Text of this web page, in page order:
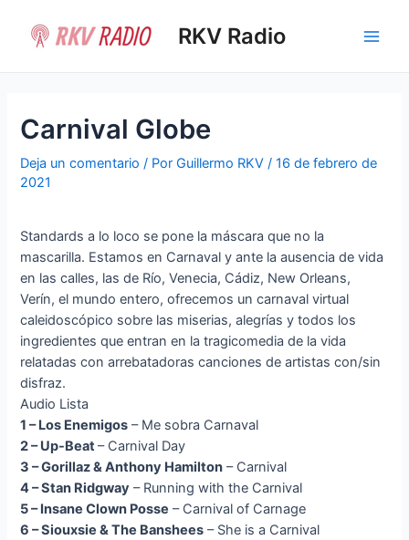
contenido
RKV Radio
Carnival Globe
Deja un comentario / PorGuillermo RKV/16 de febrero de
2021
Standards a lo loco se pone la máscara que no la
mascarilla. Estamos en Carnaval y ante la ausencia de vida
en las calles, las de Río, Venecia, Cádiz, New Orleans,
Verín, el mundo entero, ofrecemos un carnaval virtual
caleidoscópico sobre las miserias, alegrías y todos los
ingredientes que entran en la tragicomedia de la vida
relatadas con arrebatadoras canciones de artistas con/sin
disfraz.
Audio Lista
1 – Los Enemigos – Me sobra Carnaval
2 – Up-Beat– Carnival Day
3 – Gorillaz & Anthony Hamilton – Carnival
4 – Stan Ridgway – Running with the Carnival
5 – Insane Clown Posse – Carnival of Carnage
6 – Siouxsie & The Banshees – She is a Carnival